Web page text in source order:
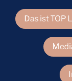
Das ist TOP